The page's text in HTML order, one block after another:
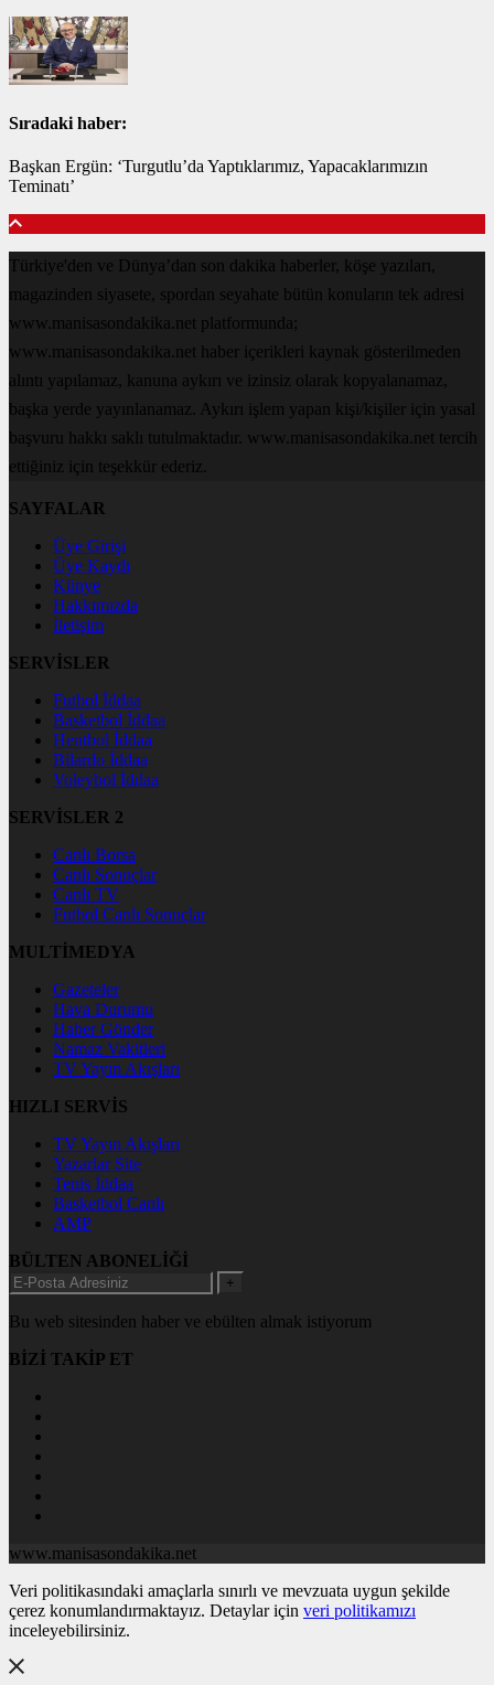
Sıradaki haber:
Başkan Ergün: ‘Turgutlu’da Yaptıklarımız, Yapacaklarımızın
Teminatı’
Türkiye'den ve Dünya’dan son dakika haberler, köşe yazıları,
magazinden siyasete, spordan seyahate bütün konuların tek adresi
www.manisasondakika.net platformunda;
www.manisasondakika.net haber içerikleri kaynak gösterilmeden
alıntı yapılamaz, kanuna aykırı ve izinsiz olarak kopyalanamaz,
başka yerde yayınlanamaz. Aykırı işlem yapan kişi/kişiler için yasal
başvuru hakkı saklı tutulmaktadır. www.manisasondakika.net tercih
ettiğiniz için teşekkür ederiz.
SAYFALAR
Üye Girişi
Üye Kaydı
Künye
Hakkımızda
İletişim
SERVİSLER
Futbol İddaa
Basketbol İddaa
Hentbol İddaa
Bilardo İddaa
Voleybol İddaa
SERVİSLER 2
Canlı Borsa
Canlı Sonuçlar
Canlı TV
Futbol Canlı Sonuçlar
MULTİMEDYA
Gazeteler
Hava Durumu
Haber Gönder
Namaz Vakitleri
TV Yayın Akışları
HIZLI SERVİS
TV Yayın Akışları
Yazarlar Site
Tenis İddaa
Basketbol Canlı
AMP
BÜLTEN ABONELİĞİ
+
Bu web sitesinden haber ve ebülten almak istiyorum
BİZİ TAKİP ET
www.manisasondakika.net
Veri politikasındaki amaçlarla sınırlı ve mevzuata uygun şekilde
çerez konumlandırmaktayız. Detaylar için veri politikamızı
inceleyebilirsiniz.